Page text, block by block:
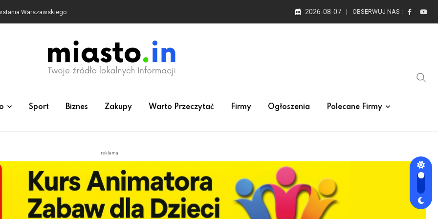
Warszawskiego 2026-08-07 OBSERWUJ NAS :
Sport Biznes Zakupy Warto Przeczytać Firmy Ogłoszenia Polecane Firmy
reklama